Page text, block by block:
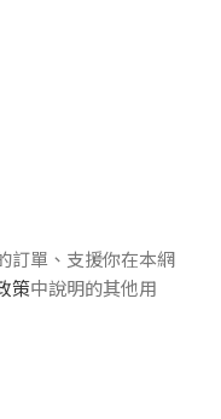
訂單、支援你在本網
策中說明的其他用